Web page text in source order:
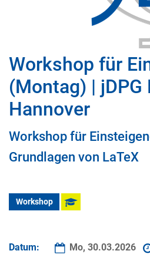
Workshop für
(Montag) | jDPG
Hannover
Workshop für
Grundlagen von LaTeX
Workshop
Datum: Mo, 30.03.2026